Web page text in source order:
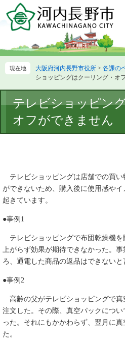
ー
先
ニ
を
て
大阪府河内長野市役所 > 各課の
ショッピングはクーリング・オ
文
テレビショッピン
オフができません
テレビショッピングは店舗での買い
ができないため、購入後に使用感や
起きています。
●事例1
テレビショッピングで布団乾燥機を
上がらず効果が期待できなかった。
ろ、通電した商品の返品はできないと
●事例2
高齢の父がテレビショッピングで真
注文した。その際、真空パックにつ
った。それにもかかわらず、翌月に